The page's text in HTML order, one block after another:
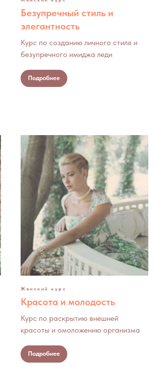
Безупречный стиль и
элегантность
Курс по созданию личного стиля и
безупречного имиджа леди
Подробнее
Женский курс
Красота и молодость
Курс по раскрытию внешней
красоты и омоложению организма
Подробнее